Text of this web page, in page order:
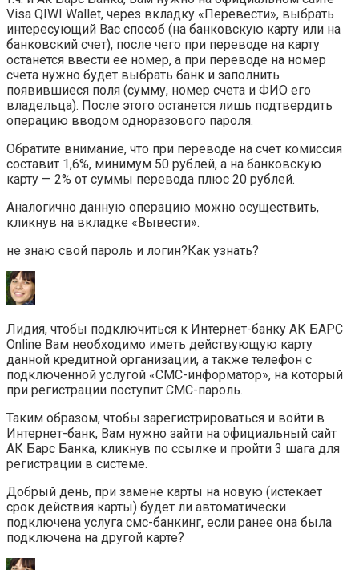
Visa QIWI Wallet, через вкладку «Перевести», выбрать
интересующий Вас способ (на банковскую карту или на
банковский счет), после чего при переводе на карту
останется ввести ее номер, а при переводе на номер
счета нужно будет выбрать банк и заполнить
появившиеся поля (сумму, номер счета и ФИО его
владельца). После этого останется лишь подтвердить
операцию вводом одноразового пароля.
Обратите внимание, что при переводе на счет комиссия
составит 1,6%, минимум 50 рублей, а на банковскую
карту — 2% от суммы перевода плюс 20 рублей.
Аналогично данную операцию можно осуществить,
кликнув на вкладке «Вывести».
не знаю свой пароль и логин?Как узнать?
Лидия, чтобы подключиться к Интернет-банку АК БАРС
Online Вам необходимо иметь действующую карту
данной кредитной организации, а также телефон с
подключенной услугой «СМС-информатор», на который
при регистрации поступит СМС-пароль.
Таким образом, чтобы зарегистрироваться и войти в
Интернет-банк, Вам нужно зайти на официальный сайт
АК Барс Банка, кликнув по ссылке и пройти 3 шага для
регистрации в системе.
Добрый день, при замене карты на новую (истекает
срок действия карты) будет ли автоматически
подключена услуга смс-банкинг, если ранее она была
подключена на другой карте?